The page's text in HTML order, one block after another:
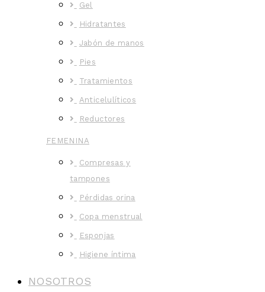
Gel
Hidratantes
Jabón de manos
Pies
Tratamientos
Anticelulíticos
Reductores
FEMENINA
Compresas y
tampones
Pérdidas orina
Copa menstrual
Esponjas
Higiene íntima
NOSOTROS